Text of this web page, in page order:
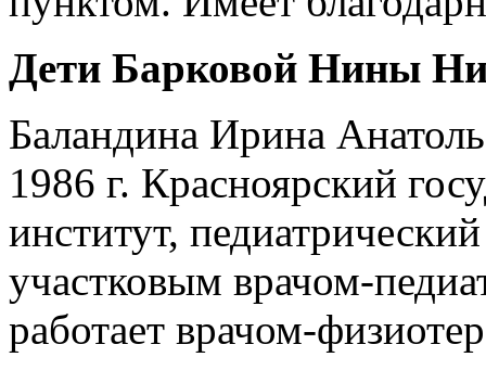
Дети Барковой Нины
Баландина Ирина
1986 г. Красноярский
институт,
участковым врачом-
работает врачом-